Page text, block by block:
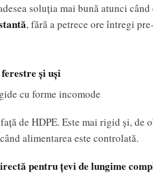
soluția mai bună atunci
, fără a petrece ore întregi
și uși
cu forme incomode
de HDPE. Este mai rigid și, de
alimentarea este controlată.
pentru țevi de lungime